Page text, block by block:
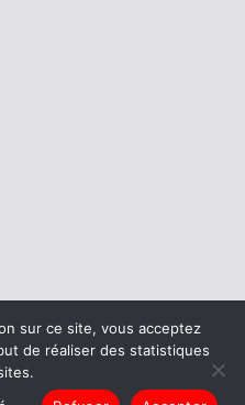
Coopération à l'École
de confidentialité
I’OCCE
sur ce site, vous acceptez
de réaliser des statistiques